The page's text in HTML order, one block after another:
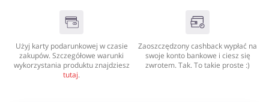
Książki, filmy, gry i muzyka Erotyka
Użyj karty podarunkowej w czasie
zakupów. Szczegółowe warunki
wykorzystania produktu znajdziesz
tutaj.
Zaoszczędzony cashback wypłać na
swoje konto bankowe i ciesz się
zwrotem. Tak. To takie proste :)